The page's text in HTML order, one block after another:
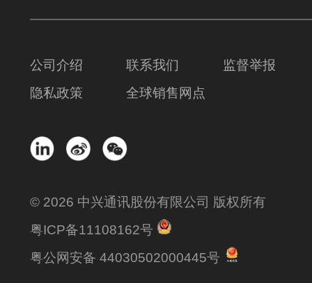
公司介绍 联系我们
监督举报
隐私政策
全球销售网点
© 2026 中兴通讯股份有限公司 版权所有
粤ICP备11108162号
粤公网安备 44030502000445号